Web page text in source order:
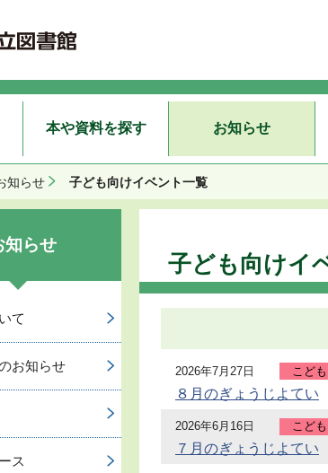
本や資料を探す お知らせ
知らせ 子ども向けイベント一覧
子ども向けイ
2026年7月27日 こども
８月のぎょうじよてい
2026年6月16日 こども
７月のぎょうじよてい
知らせ
て
お知らせ
ス